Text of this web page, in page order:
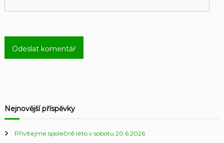
Nejnovější příspěvky
Přivítejme společně léto v sobotu 20.6.2026